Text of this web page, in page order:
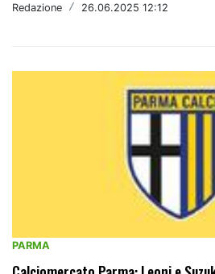
Redazione / 26.06.2025 12:12
PARMA